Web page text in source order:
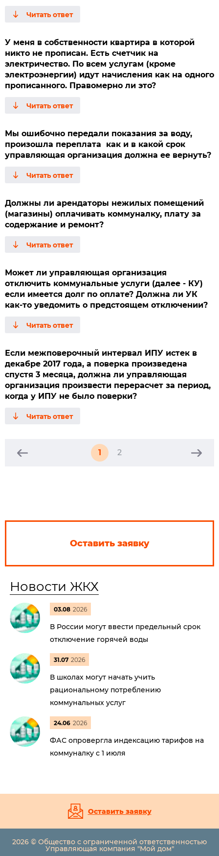
У меня в собственности квартира в которой
никто не прописан. Есть счетчик на
электричество. По всем услугам (кроме
электроэнергии) идут начисления как на одного
прописанного. Правомерно ли это?
Мы ошибочно передали показания за воду,
произошла переплата как и в какой срок
управляющая организация должна ее вернуть?
Должны ли арендаторы нежилых помещений
(магазины) оплачивать коммуналку, плату за
содержание и ремонт?
Может ли управляющая организация
отключить коммунальные услуги (далее - КУ)
если имеется долг по оплате? Должна ли УК
как-то уведомить о предстоящем отключении?
Если межповерочный интервал ИПУ истек в
декабре 2017 года, а поверка произведена
спустя 3 месяца, должна ли управляющая
организация произвести перерасчет за период,
когда у ИПУ не было поверки?
1 2
Оставить заявку
Новости ЖКХ
03.08 2026
В России могут ввести предельный срок
отключение горячей воды
31.07 2026
В школах могут начать учить
рациональному потреблению
коммунальных услуг
24.06 2026
ФАС опровергла индексацию тарифов на
коммуналку с 1 июля
Оставить заявку
2026 © Общество с ограниченной ответственностью
Управляющая компания "Мой дом"